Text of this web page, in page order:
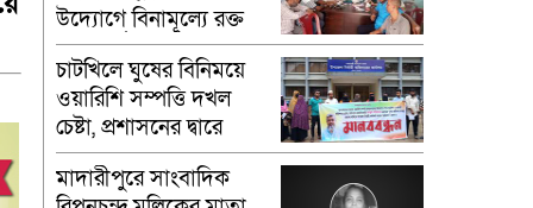
উদ্যোগে বিনামূল্যে রক্ত
গ্রুপ নির্ণয়
চাটখিলে ঘুষের বিনিময়ে
ওয়ারিশি সম্পত্তি দখল
চেষ্টা, প্রশাসনের দ্বারে
ভুক্তভোগীরা
মাদারীপু‌রে সাংবাদিক